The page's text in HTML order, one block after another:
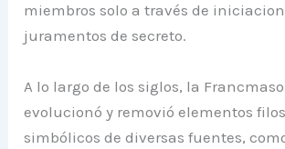
miembros solo a través de
juramentos de secreto.
A lo largo de los siglos, la
evolucionó y removió elementos
simbólicos de diversas fuentes,